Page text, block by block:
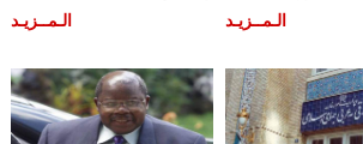
الـمــزيـد الـمــزيـد